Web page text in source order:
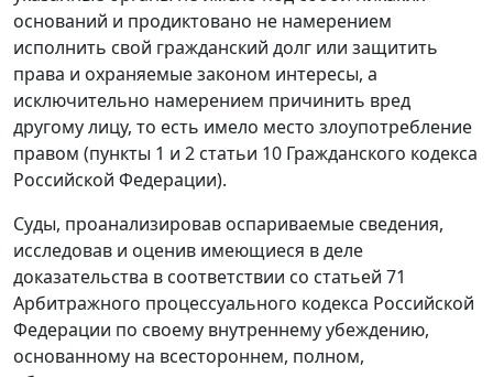
оснований и продиктовано не намерением
исполнить свой гражданский долг или защитить
права и охраняемые законом интересы, а
исключительно намерением причинить вред
другому лицу, то есть имело место злоупотребление
правом (пункты 1 и 2 статьи 10 Гражданского кодекса
Российской Федерации).
Суды, проанализировав оспариваемые сведения,
исследовав и оценив имеющиеся в деле
доказательства в соответствии со статьей 71
Арбитражного процессуального кодекса Российской
Федерации по своему внутреннему убеждению,
основанному на всестороннем, полном,